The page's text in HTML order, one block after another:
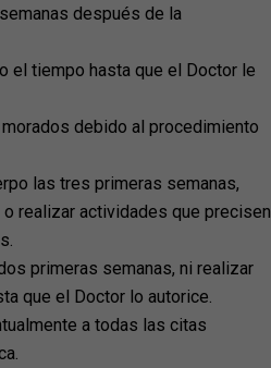
después de la
el tiempo hasta que el Doctor le
debido al procedimiento
las tres primeras semanas,
realizar actividades que precisen
primeras semanas, ni realizar
que el Doctor lo autorice.
a todas las citas